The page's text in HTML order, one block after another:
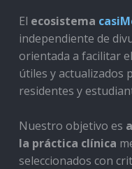
El ecosistema
independiente de
orientada a facilitar
útiles y actualizados
residentes y
Nuestro objetivo es
la práctica clínica
seleccionados con